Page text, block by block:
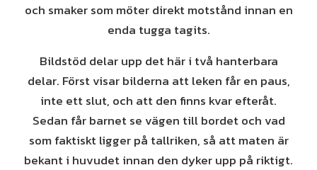
och smaker som möter direkt motstånd innan en
enda tugga tagits.
Bildstöd delar upp det här i två hanterbara
delar. Först visar bilderna att leken får en paus,
inte ett slut, och att den finns kvar efteråt.
Sedan får barnet se vägen till bordet och vad
som faktiskt ligger på tallriken, så att maten är
bekant i huvudet innan den dyker upp på riktigt.